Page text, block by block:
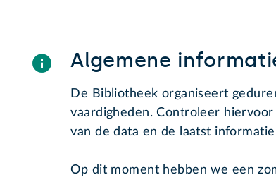
Algemene
De Bibliotheek organiseert
vaardigheden. Controleer
van de data en de laatst
Op dit moment hebben we een